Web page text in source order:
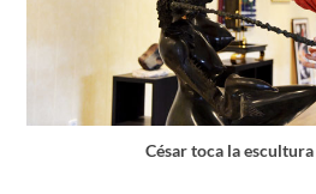
César toca la escultura